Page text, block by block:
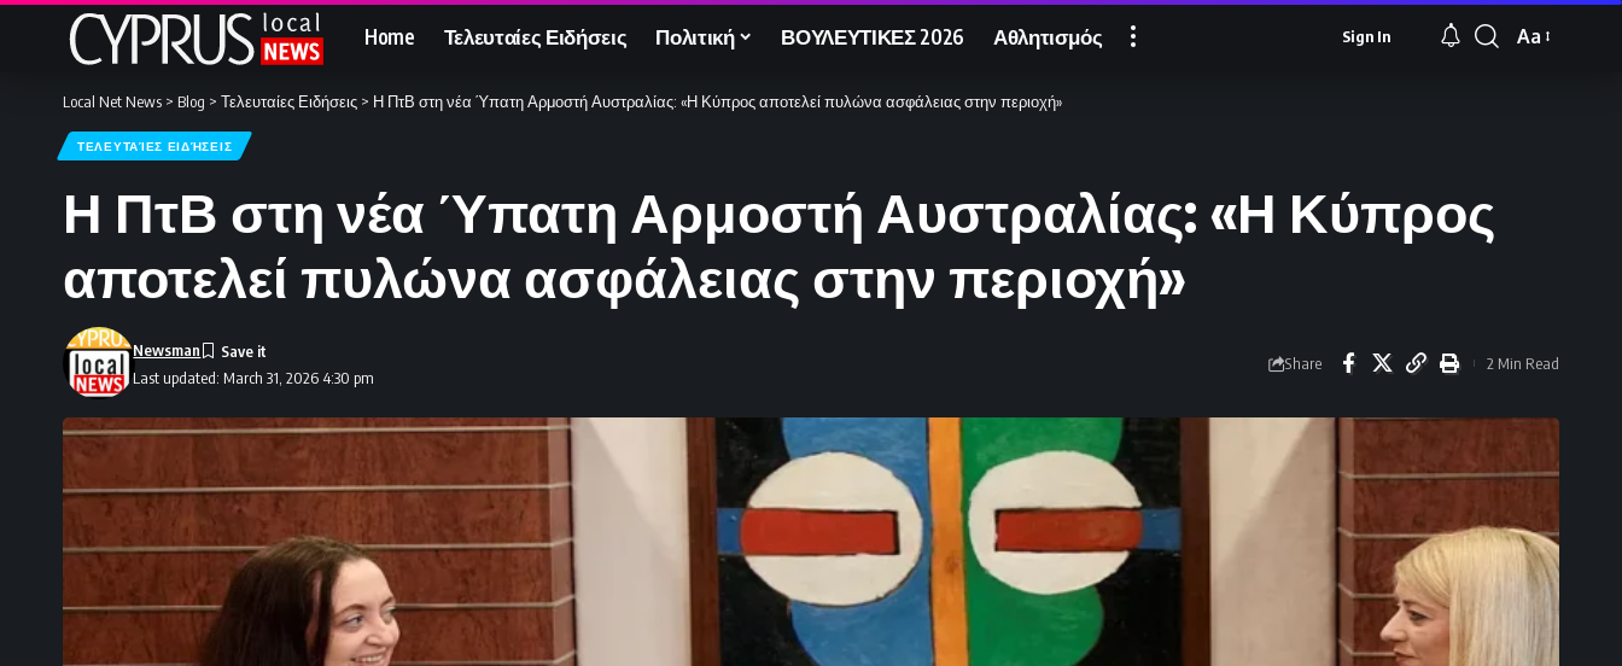
Home Τελευταίες Ειδήσεις Πολιτική ΒΟΥΛΕΥΤΙΚΕΣ 2026 Αθλητισμός Sign In
Font
Aa
Local Net News > Blog > Τελευταίες Ειδήσεις > Η ΠτΒ στη νέα Ύπατη Αρμοστή Αυστραλίας: «Η Κύπρος αποτελεί πυλώνα ασφάλειας στην περιοχή»
ΤΕΛΕΥΤΑΊΕΣ ΕΙΔΉΣΕΙΣ
Η ΠτΒ στη νέα Ύπατη Αρμοστή Αυστραλίας: «Η Κύπρος
αποτελεί πυλώνα ασφάλειας στην περιοχή»
Last updated: March 31, 2026 4:30 pm
Newsman
Share 2 Min Read